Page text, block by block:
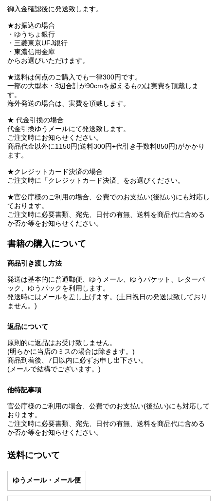
御入金確認後に発送致します。
★お振込の場合
・ゆうちょ銀行
・三菱東京UFJ銀行
・東濃信用金庫
からお選びいただけます。
★送料は何点のご購入でも一律300円です。
一部の大型本・3辺合計が90cmを超えるものは実費を頂戴しま
す。
海外発送の場合は、実費を頂戴します。
★ 代金引換の場合
代金引換ゆうメールにて発送致します。
ご注文時にお知らせください。
商品代金以外に1150円(送料300円+代引き手数料850円)がかかり
ます。
★クレジットカード決済の場合
ご注文時に「クレジットカード決済」をお選びください。
★官公庁様のご利用の場合、公費でのお支払い(後払い)にも対応し
ております。
ご注文時に必要書類、宛先、日付の有無、送料を商品代に含める
か否か等をお知らせください。
書籍の購入について
商品引き渡し方法
発送は基本的に普通郵便、ゆうメール、ゆうパケット、レターパ
ック、ゆうパックを利用します。
発送時にはメールを差し上げます。(土日祝日の発送は致しており
ません。)
返品について
原則的に返品はお受け致しません。
(明らかに当店のミスの場合は除きます。)
商品到着後、7日以内に必ずお申し出下さい。
(メールで結構でございます。)
他特記事項
官公庁様のご利用の場合、公費でのお支払い(後払い)にも対応して
おります。
ご注文時に必要書類、宛先、日付の有無、送料を商品代に含める
か否か等をお知らせください。
送料について
ゆうメール・メール便